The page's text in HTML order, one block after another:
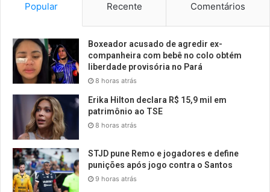
Popular Recente Comentários
Boxeador acusado de agredir ex-
companheira com bebê no colo obtém
liberdade provisória no Pará
8 horas atrás
Erika Hilton declara R$ 15,9 mil em
patrimônio ao TSE
8 horas atrás
STJD pune Remo e jogadores e define
punições após jogo contra o Santos
9 horas atrás